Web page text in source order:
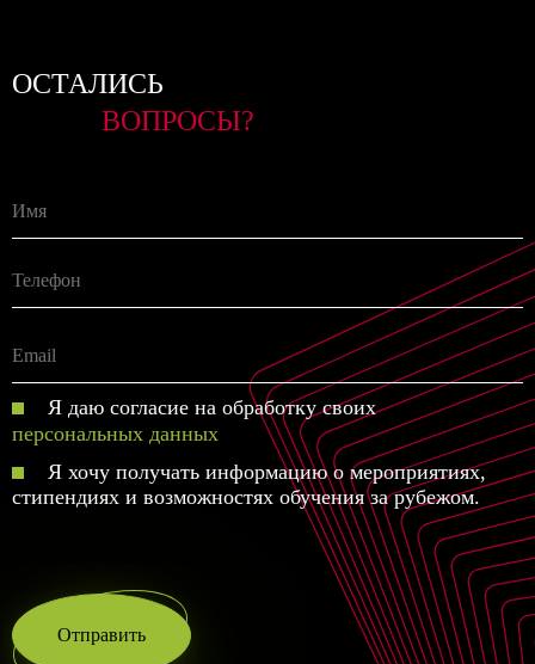
ОСТАЛИСЬ
ВОПРОСЫ?
Я даю согласие на обработку своих
персональных данных
Я хочу получать информацию о мероприятиях,
стипендиях и возможностях обучения за рубежом.
Отправить